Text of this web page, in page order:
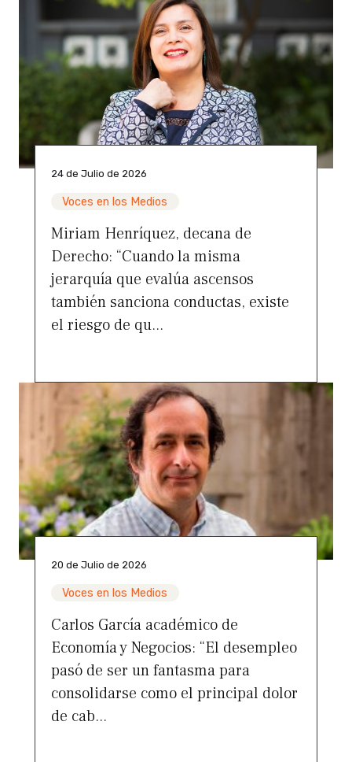
24 de Julio de 2026
Voces en los Medios
Miriam Henríquez, decana de
Derecho: “Cuando la misma
jerarquía que evalúa ascensos
también sanciona conductas, existe
el riesgo de qu...
20 de Julio de 2026
Voces en los Medios
Carlos García académico de
Economía y Negocios: “El desempleo
pasó de ser un fantasma para
consolidarse como el principal dolor
de cab...